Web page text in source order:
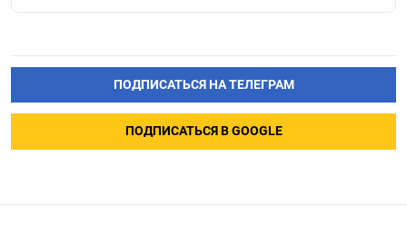
ПОДПИСАТЬСЯ НА ТЕЛЕГРАМ
ПОДПИСАТЬСЯ В GOOGLE